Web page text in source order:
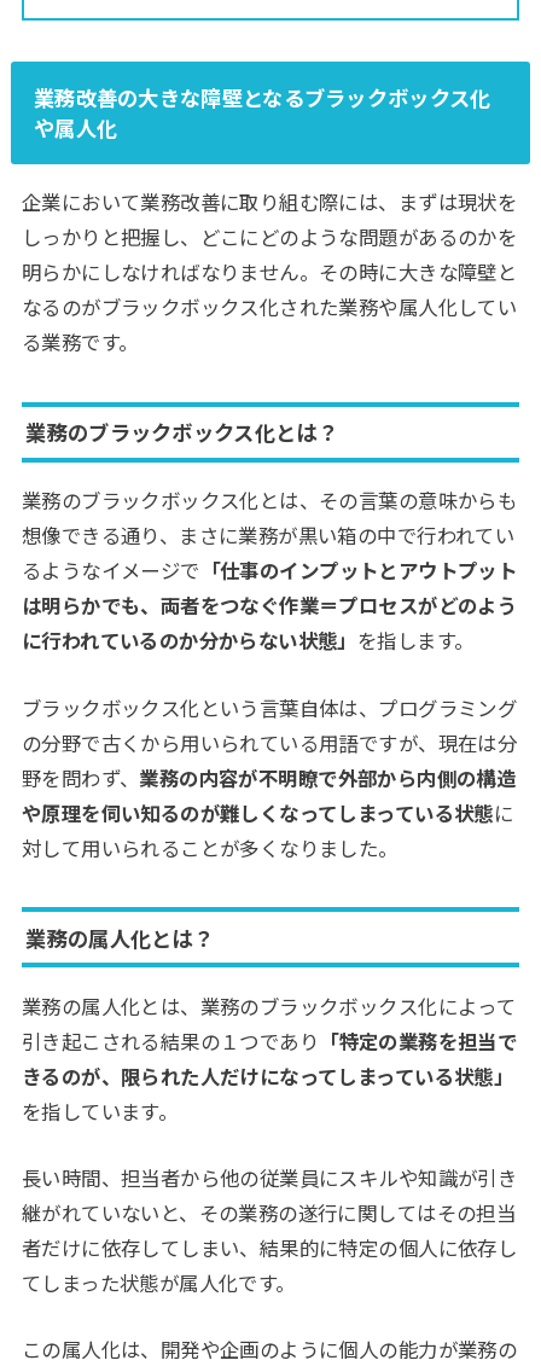
業務改善の大きな障壁となるブラックボックス化
や属人化
企業において業務改善に取り組む際には、まずは現状を
しっかりと把握し、どこにどのような問題があるのかを
明らかにしなければなりません。その時に大きな障壁と
なるのがブラックボックス化された業務や属人化してい
る業務です。
業務のブラックボックス化とは？
業務のブラックボックス化とは、その言葉の意味からも
想像できる通り、まさに業務が黒い箱の中で行われてい
るようなイメージで 「仕事のインプットとアウトプット
は明らかでも、両者をつなぐ作業＝プロセスがどのよう
に行われているのか分からない状態」 を指します。
ブラックボックス化という言葉自体は、プログラミング
の分野で古くから用いられている用語ですが、現在は分
野を問わず、 業務の内容が不明瞭で外部から内側の構造
や原理を伺い知るのが難しくなってしまっている状態に
対して用いられることが多くなりました。
業務の属人化とは？
業務の属人化とは、業務のブラックボックス化によって
引き起こされる結果の１つであり 「特定の業務を担当で
きるのが、限られた人だけになってしまっている状態」
を指しています。
長い時間、担当者から他の従業員にスキルや知識が引き
継がれていないと、その業務の遂行に関してはその担当
者だけに依存してしまい、結果的に特定の個人に依存し
てしまった状態が属人化です。
この属人化は、開発や企画のように個人の能力が業務の